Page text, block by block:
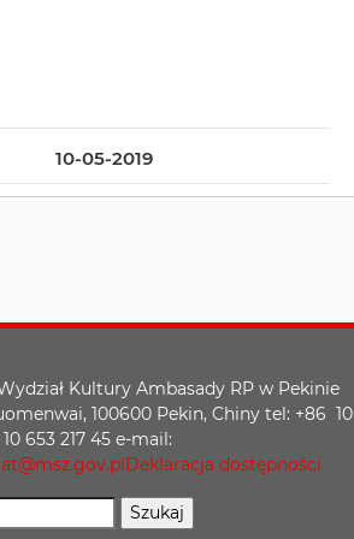
10-05-2019
Kultury Ambasady RP w Pekinie
100600 Pekin, Chiny tel: +86 10
653 217 45 e-mail:
Deklaracja dostępności